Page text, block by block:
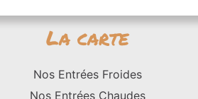
La carte
Nos Entrées Froides
Nos Entrées Chaudes